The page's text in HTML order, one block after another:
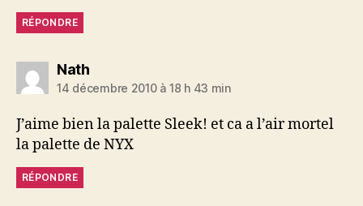
RÉPONDRE
Nathdit :
14 décembre 2010 à 18 h 43 min
J’aime bien la palette Sleek! et ca a l’air mortel
la palette de NYX
RÉPONDRE